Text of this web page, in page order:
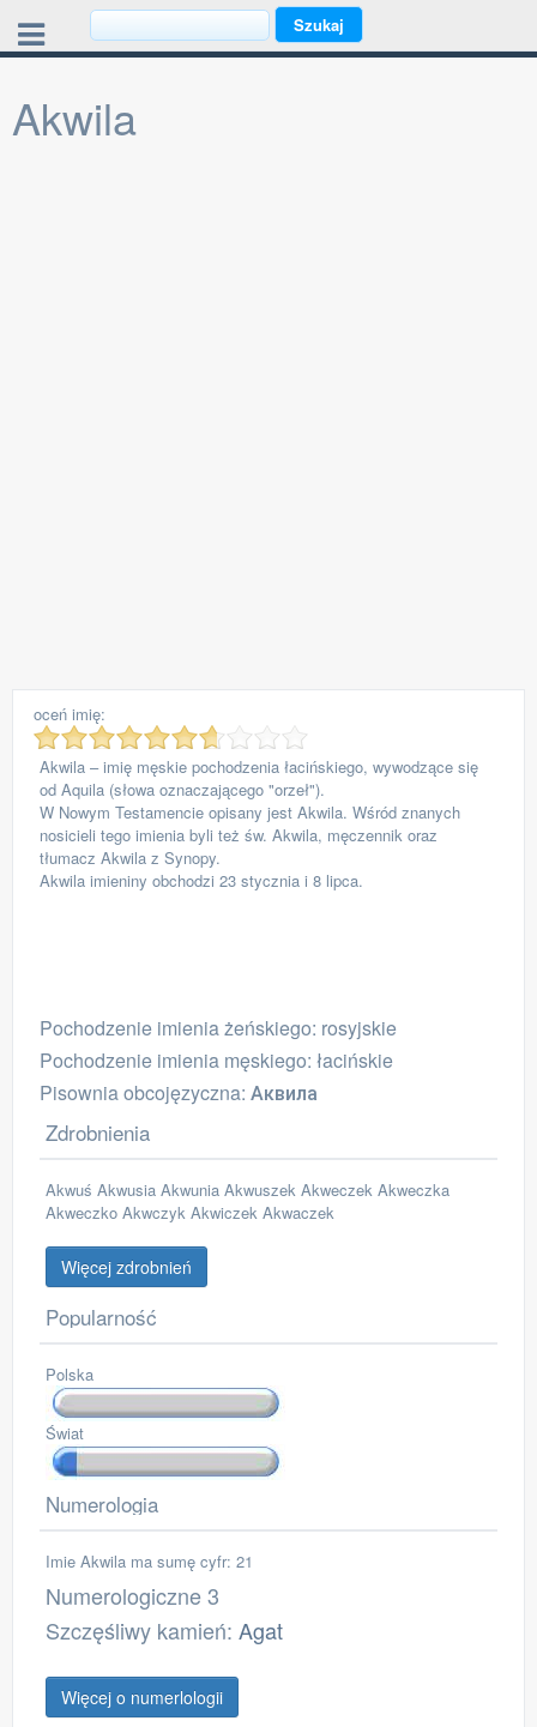
Akwila
oceń imię:
Akwila – imię męskie pochodzenia łacińskiego, wywodzące się
od Aquila (słowa oznaczającego "orzeł").
W Nowym Testamencie opisany jest Akwila. Wśród znanych
nosicieli tego imienia byli też św. Akwila, męczennik oraz
tłumacz Akwila z Synopy.
Akwila imieniny obchodzi 23 stycznia i 8 lipca.
Pochodzenie imienia żeńskiego: rosyjskie
Pochodzenie imienia męskiego: łacińskie
Pisownia obcojęzyczna: Аквила
Zdrobnienia
Akwuś Akwusia Akwunia Akwuszek Akweczek Akweczka
Akweczko Akwczyk Akwiczek Akwaczek
Więcej zdrobnień
Popularność
Polska
Świat
Numerologia
Imie Akwila ma sumę cyfr: 21
Numerologiczne 3
Szczęśliwy kamień: Agat
Więcej o numerlologii